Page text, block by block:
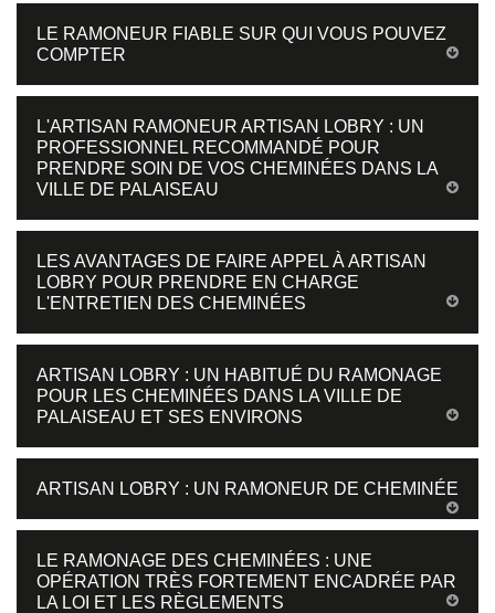
LE RAMONEUR FIABLE SUR QUI VOUS POUVEZ
COMPTER
L'ARTISAN RAMONEUR ARTISAN LOBRY : UN
PROFESSIONNEL RECOMMANDÉ POUR
PRENDRE SOIN DE VOS CHEMINÉES DANS LA
VILLE DE PALAISEAU
LES AVANTAGES DE FAIRE APPEL À ARTISAN
LOBRY POUR PRENDRE EN CHARGE
L'ENTRETIEN DES CHEMINÉES
ARTISAN LOBRY : UN HABITUÉ DU RAMONAGE
POUR LES CHEMINÉES DANS LA VILLE DE
PALAISEAU ET SES ENVIRONS
ARTISAN LOBRY : UN RAMONEUR DE CHEMINÉE
LE RAMONAGE DES CHEMINÉES : UNE
OPÉRATION TRÈS FORTEMENT ENCADRÉE PAR
LA LOI ET LES RÈGLEMENTS